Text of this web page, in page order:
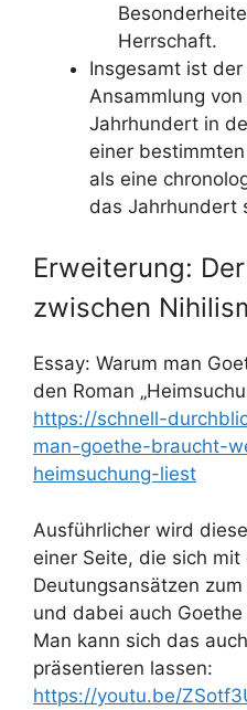
Herrschaft.
Insgesamt ist
Ansammlung
Jahrhundert in
einer
als eine
das Jahrhundert
Erweiterung:
zwischen
Essay: Warum man
den Roman
https://schnell-
man-goethe-braucht-
heimsuchung-liest
Ausführlicher wird
einer Seite, die sich
Deutungsansätzen
und dabei auch
Man kann sich das
präsentieren lassen:
https://youtu.be/